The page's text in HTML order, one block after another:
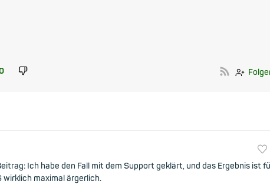
Ich habe den Fall mit dem Support geklärt, und das Ergebnis ist
maximal ärgerlich.